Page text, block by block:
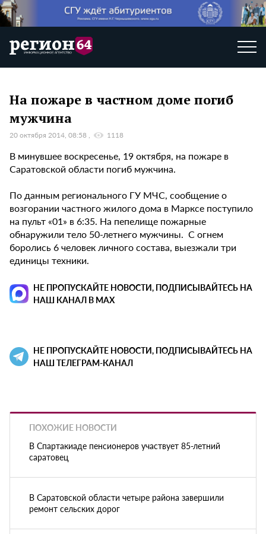
На пожаре в частном доме погиб
мужчина
20 октября 2014, 08:58 1118
В минувшее воскресенье, 19 октября, на пожаре в
Саратовской области погиб мужчина.
По данным регионального ГУ МЧС, сообщение о
возгорании частного жилого дома в Марксе поступило
на пульт «01» в 6:35. На пепелище пожарные
обнаружили тело 50-летнего мужчины. С огнем
боролись 6 человек личного состава, выезжали три
единицы техники.
НЕ ПРОПУСКАЙТЕ НОВОСТИ, ПОДПИСЫВАЙТЕСЬ НА
НАШ КАНАЛ В MAX
НЕ ПРОПУСКАЙТЕ НОВОСТИ, ПОДПИСЫВАЙТЕСЬ НА
НАШ ТЕЛЕГРАМ-КАНАЛ
ПОХОЖИЕ НОВОСТИ
В Спартакиаде пенсионеров участвует 85-летний
саратовец
В Саратовской области четыре района завершили
ремонт сельских дорог